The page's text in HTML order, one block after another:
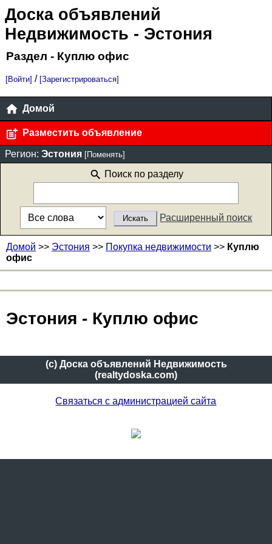
Доска объявлений
Недвижимость - Эстония
Раздел - Куплю офис
[Войти] / [Зарегистрироваться]
Домой
Разместить объявление
Регион: Эстония [Поменять]
Поиск по разделу
Расширенный поиск
Домой >> Эстония >> Покупка недвижимости >> Куплю
офис
Эстония - Куплю офис
(c) Доска объявлений Недвижимость
(realtydoska.com)
Связаться с администрацией сайта